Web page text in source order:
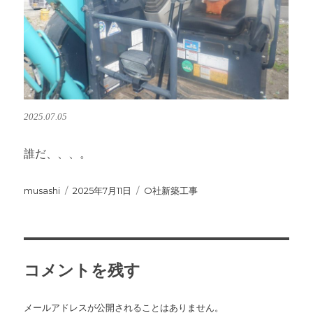
2025.07.05
誰だ、、、。
投
musashi
投
2025年7月11日
カ
リ
O社新築工事
コメントを残す
メールアドレスが公開されることはありません。